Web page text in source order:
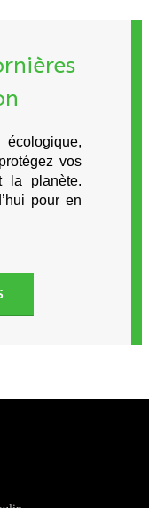
vos
la planète.
pour en